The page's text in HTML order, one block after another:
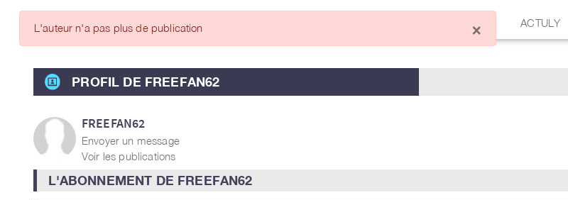
ARTICLES DES MEMBRES ACTULY
PROFIL DE FREEFAN62
FREEFAN62
Envoyer un message
Voir les publications
L'ABONNEMENT DE FREEFAN62
L'auteur n'a pas plus de publication ×